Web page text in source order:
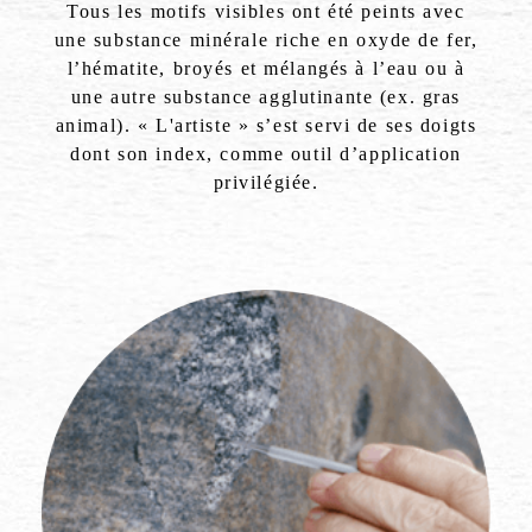
Tous les motifs visibles ont été peints avec
une substance minérale riche en oxyde de fer,
l’hématite, broyés et mélangés à l’eau ou à
une autre substance agglutinante (ex. gras
animal). « L'artiste » s’est servi de ses doigts
dont son index, comme outil d’application
privilégiée.